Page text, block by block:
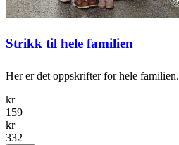
Strikk til hele familien 
Her er det oppskrifter for hele familien.
kr
159
kr
332